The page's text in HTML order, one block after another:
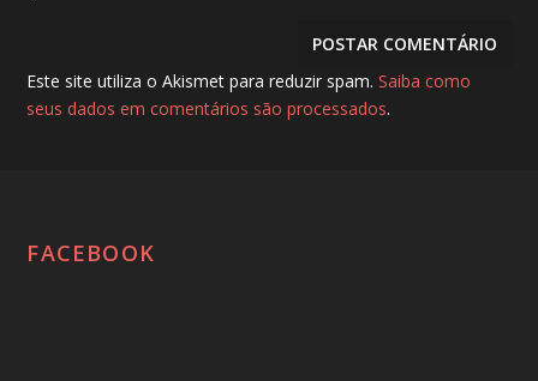
Este site utiliza o Akismet para reduzir spam.Saiba como
seus dados em comentários são processados.
FACEBOOK